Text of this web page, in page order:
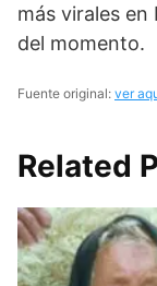
más virales en
del momento.
Fuente original: ver
Related